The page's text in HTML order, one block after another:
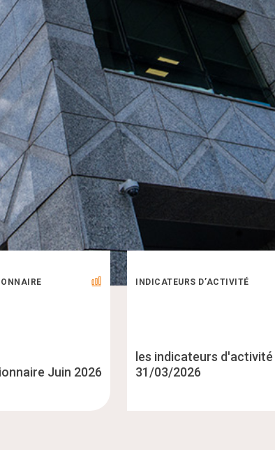
22 291 MDT
ENCOURS DE DÉPÔTS
Juin 2026
INDICATEURS D’ACTIVITÉ
les indicateurs d'activité
31/03/2026